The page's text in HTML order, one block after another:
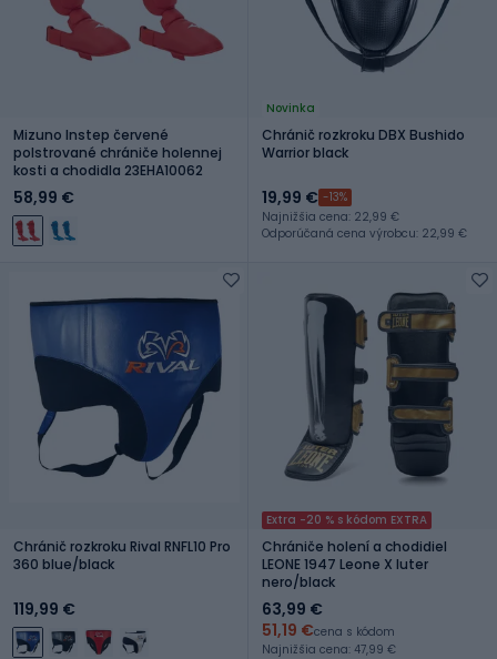
Mizuno Instep červené
polstrované chrániče holennej
kosti a chodidla 23EHA10062
58,99 €
Novinka
Chránič rozkroku DBX Bushido
Warrior black
19,99 € -13%
Najnižšia cena: 22,99 €
Odporúčaná cena výrobcu: 22,99 €
Chránič rozkroku Rival RNFL10 Pro
360 blue/black
119,99 €
Extra -20 % s kódom EXTRA
Chrániče holení a chodidiel
LEONE 1947 Leone X Iuter
nero/black
63,99 €
51,19 €cena s kódom
Najnižšia cena: 47,99 €